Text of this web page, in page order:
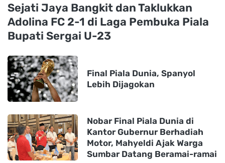
Sejati Jaya Bangkit dan Taklukkan
Adolina FC 2-1 di Laga Pembuka Piala
Bupati Sergai U-23
Final Piala Dunia, Spanyol
Lebih Dijagokan
Nobar Final Piala Dunia di
Kantor Gubernur Berhadiah
Motor, Mahyeldi Ajak Warga
Sumbar Datang Beramai-ramai